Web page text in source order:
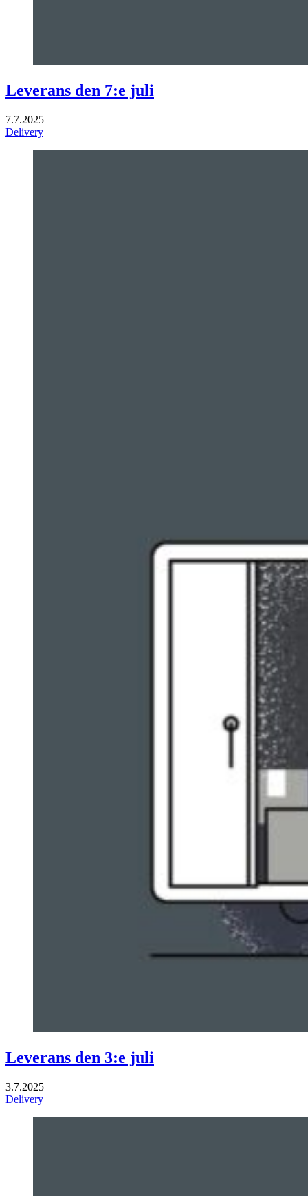
Leverans den 7:e juli
7.7.2025
Delivery
Leverans den 3:e juli
3.7.2025
Delivery